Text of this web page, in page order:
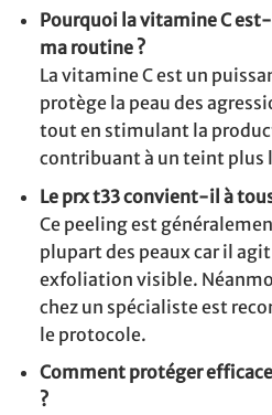
Pourquoi la vitamine C
ma routine ?
La vitamine C est un
protège la peau des
tout en stimulant la
contribuant à un teint plus
Le prx t33 convient-il à
Ce peeling est
plupart des peaux car il
exfoliation visible.
chez un spécialiste est
le protocole.
Comment protéger
?